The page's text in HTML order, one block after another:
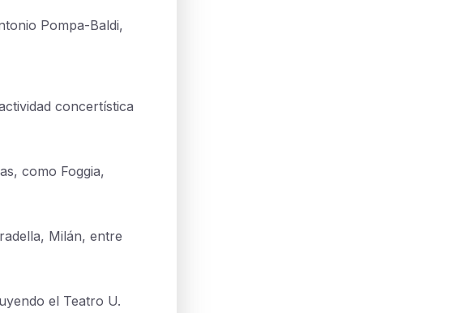
Pompa-Baldi,
concertística
como Foggia,
Milán, entre
el Teatro U.